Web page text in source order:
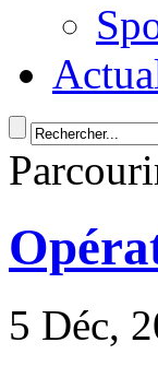
5 Déc,